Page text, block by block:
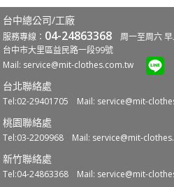
台中總公司/工廠
服務專線： 04-24863368 周一至周六
台中市大里區益民路一段99號
Mail: service@mit-clothes.com.tw
台北聯絡處
Tel:02-29401705 Mail: service@mit-
桃園聯絡處
Tel:03-2209968 Mail: service@mit-
新竹聯絡處
Tel:04-24863368 Mail: service@mit-